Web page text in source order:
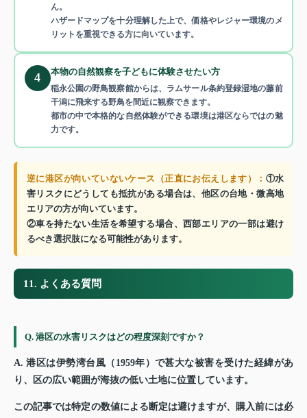
ん。
ハザードマップを十分理解した上で、価格やレジャー環境のメ
リットを重視できる方に向いています。
4 本物の自然観察を子どもに体験させたい方
稲永公園の野鳥観察館からは、ラムサール条約登録湿地の藤前
干潟に飛来する野鳥を間近に観察できます。
都市の中で本格的な自然体験ができる環境は港区ならではの魅
力です。
逆に港区が向いていないケース（正直にお伝えします）： ①水
害リスクにどうしても抵抗がある場合は、他区の台地・微高地
エリアの方が向いています。
②車を持たない生活を希望する場合、西部エリアの一部は避け
るべき選択肢になる可能性があります。
11. よくある質問
Q. 港区の水害リスクはどの程度深刻ですか？
A. 港区は伊勢湾台風（1959年）で甚大な被害を受けた経緯があ
り、区の広い範囲が海抜の低い土地に位置しています。
この記事では特定の数値による断定は避けますが、購入前には必